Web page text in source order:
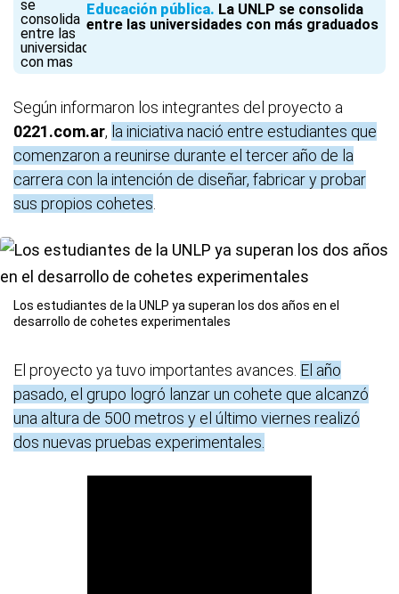
Educación pública La UNLP se consolida
entre las universidades con más graduados
Según informaron los integrantes del proyecto a
0221.com.ar, la iniciativa nació entre estudiantes que
comenzaron a reunirse durante el tercer año de la
carrera con la intención de diseñar, fabricar y probar
sus propios cohetes
Los estudiantes de la UNLP ya superan los dos años en el
desarrollo de cohetes experimentales
El proyecto ya tuvo importantes avances. El año
pasado, el grupo logró lanzar un cohete que alcanzó
una altura de 500 metros y el último viernes realizó
dos nuevas pruebas experimentales.